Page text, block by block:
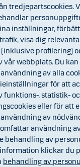
20.07.2026 24.07.2026
Avkastningsindex
Bli kund
tredjepartscookies.
inställningar,
visa dig relevanta
profilering)
vår webbplats. Du
av alla
för att
funktions-, statistik-
eller för att
av
användning
behandling av
klickar du
behandling av